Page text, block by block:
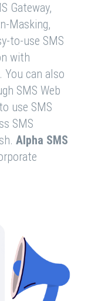
Gateway,
Masking,
to-use SMS
with
You can also
SMS Web
use SMS
SMS
Alpha SMS